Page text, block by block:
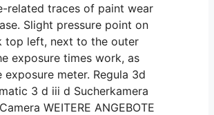
related traces of paint wear
Slight pressure point on
top left, next to the outer
exposure times work, as
exposure meter. Regula 3d
3 d iii d Sucherkamera
WEITERE ANGEBOTE